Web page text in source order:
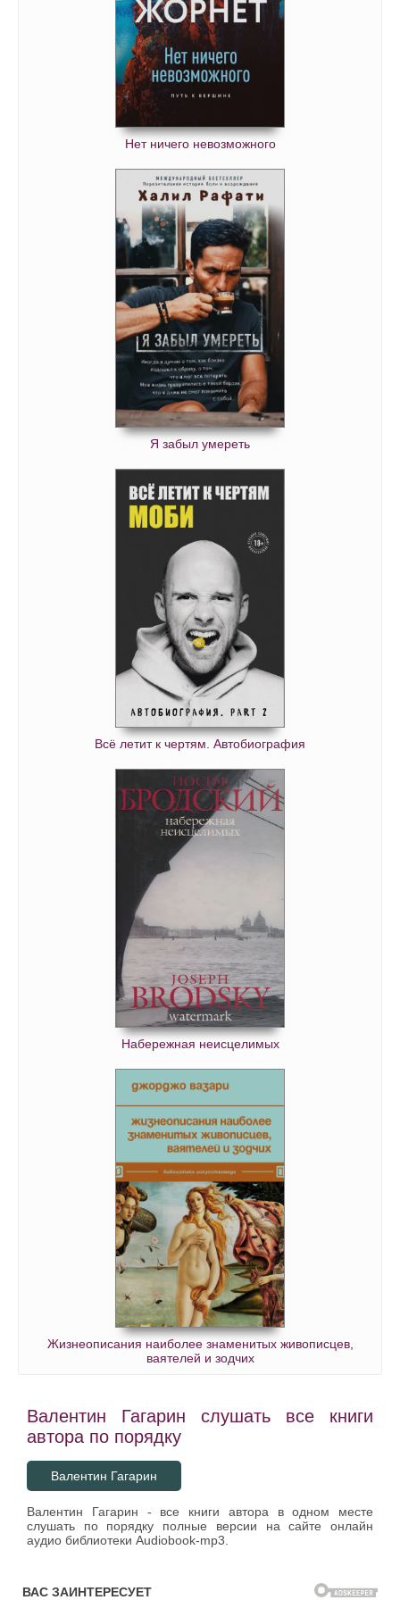
Нет ничего невозможного
Я забыл умереть
Всё летит к чертям. Автобиография
Набережная неисцелимых
Жизнеописания наиболее знаменитых живописцев,
ваятелей и зодчих
Валентин Гагарин слушать все книги
автора по порядку
Валентин Гагарин
Валентин Гагарин - все книги автора в одном месте
слушать по порядку полные версии на сайте онлайн
аудио библиотеки Audiobook-mp3.